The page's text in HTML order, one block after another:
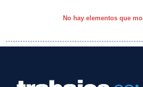
No hay elementos que